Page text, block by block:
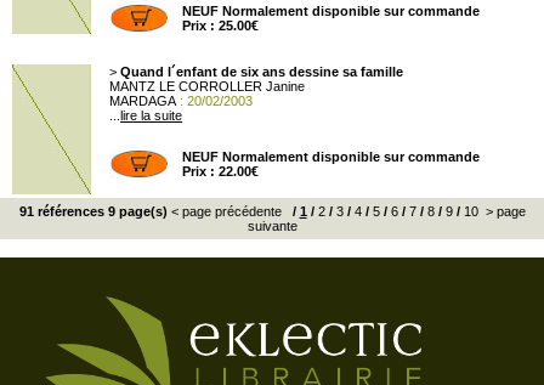
NEUF Normalement disponible sur commande
Prix : 25.00€
> Quand l´enfant de six ans dessine sa famille
MANTZ LE CORROLLER Janine
MARDAGA : 20/02/2003
lire la suite
NEUF Normalement disponible sur commande
Prix : 22.00€
91 références 9 page(s) < page précédente/ 1 /2/3/4/5/6/7/8/9/10 > page
suivante